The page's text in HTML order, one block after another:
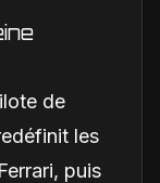
de
les
puis